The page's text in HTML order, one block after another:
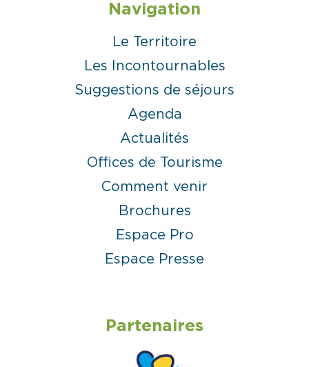
Navigation
Le Territoire
Les Incontournables
Suggestions de séjours
Agenda
Actualités
Offices de Tourisme
Comment venir
Brochures
Espace Pro
Espace Presse
Partenaires